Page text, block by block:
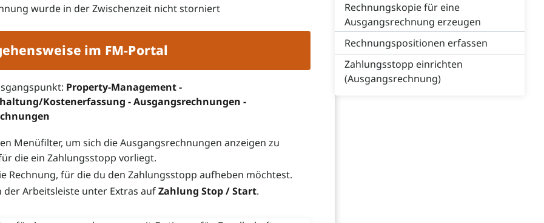
wurde in der Zwischenzeit nicht storniert
im FM-Portal
Property-Management -
Kostenerfassung - Ausgangsrechnungen -
Menüfilter, um sich die Ausgangsrechnungen anzeigen zu
die ein Zahlungsstopp vorliegt.
Rechnung, für die du den Zahlungsstopp aufheben möchtest.
der Arbeitsleiste unter Extras aufZahlung Stop / Start.
Rechnungskopie für eine
Ausgangsrechnung erzeugen
Rechnungspositionen erfassen
Zahlungsstopp einrichten
(Ausgangsrechnung)